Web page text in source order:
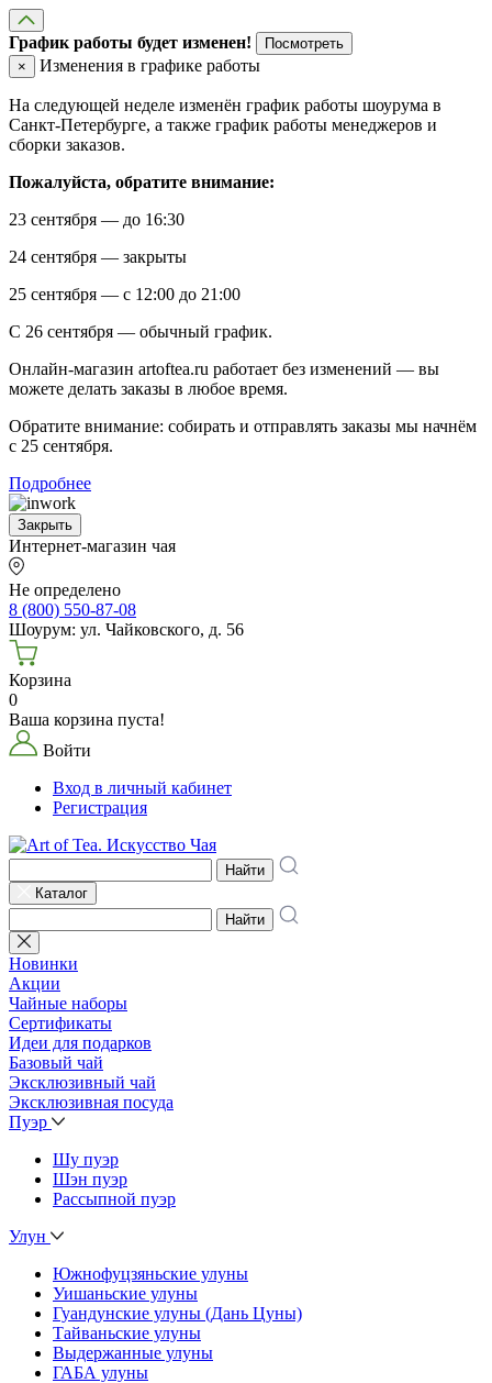
График работы будет изменен!
Посмотреть
×
Изменения в графике работы
На следующей неделе изменён график работы шоурума в
Санкт-Петербурге, а также график работы менеджеров и
сборки заказов.
Пожалуйста, обратите внимание:
23 сентября — до 16:30
24 сентября — закрыты
25 сентября — с 12:00 до 21:00
С 26 сентября — обычный график.
Онлайн-магазин artoftea.ru работает без изменений — вы
можете делать заказы в любое время.
Обратите внимание: собирать и отправлять заказы мы начнём
с 25 сентября.
Подробнее
Закрыть
Интернет-магазин чая
Не определено
8 (800) 550-87-08
Шоурум: ул. Чайковского, д. 56
Корзина
0
Ваша корзина пуста!
Войти
Вход в личный кабинет
Регистрация
Найти
Каталог
Найти
Новинки
Акции
Чайные наборы
Сертификаты
Идеи для подарков
Базовый чай
Эксклюзивный чай
Эксклюзивная посуда
Пуэр
Шу пуэр
Шэн пуэр
Рассыпной пуэр
Улун
Южнофуцзяньские улуны
Уишаньские улуны
Гуандунские улуны (Дань Цуны)
Тайваньские улуны
Выдержанные улуны
ГАБА улуны